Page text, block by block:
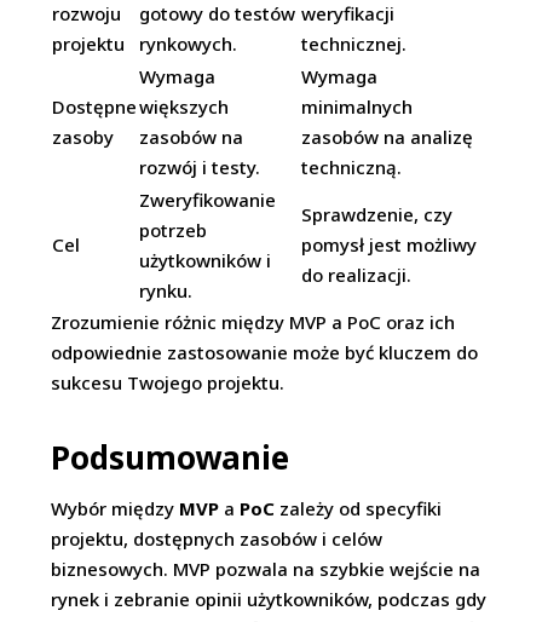
rozwoju
projektu
gotowy do testów
rynkowych.
weryfikacji
technicznej.
Dostępne
zasoby
Wymaga
większych
zasobów na
rozwój i testy.
Wymaga
minimalnych
zasobów na analizę
techniczną.
Cel
Zweryfikowanie
potrzeb
użytkowników i
rynku.
Sprawdzenie, czy
pomysł jest możliwy
do realizacji.
Zrozumienie różnic między MVP a PoC oraz ich
odpowiednie zastosowanie może być kluczem do
sukcesu Twojego projektu.
Podsumowanie
Wybór między MVP a PoC zależy od specyfiki
projektu, dostępnych zasobów i celów
biznesowych. MVP pozwala na szybkie wejście na
rynek i zebranie opinii użytkowników, podczas gdy